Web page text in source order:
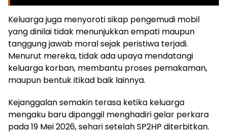
Keluarga juga menyoroti sikap pengemudi mobil
yang dinilai tidak menunjukkan empati maupun
tanggung jawab moral sejak peristiwa terjadi.
Menurut mereka, tidak ada upaya mendatangi
keluarga korban, membantu proses pemakaman,
maupun bentuk itikad baik lainnya.
Kejanggalan semakin terasa ketika keluarga
mengaku baru dipanggil menghadiri gelar perkara
pada 19 Mei 2026, sehari setelah SP2HP diterbitkan.